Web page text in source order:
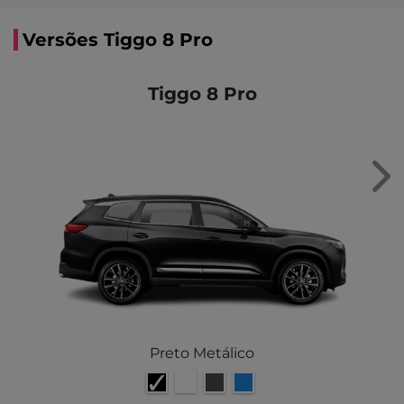
Versões Tiggo 8 Pro
Tiggo 8 Pro
Preto Metálico